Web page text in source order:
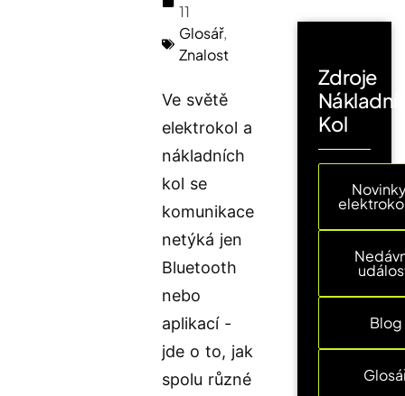
11
Glosář,
Znalost
Ve světě
elektrokol a
nákladních
kol se
komunikace
netýká jen
Bluetooth
nebo
aplikací -
jde o to, jak
spolu různé
Zdroje
Kol
Blog